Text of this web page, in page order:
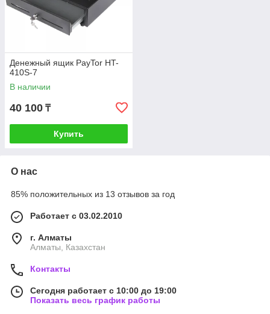
Денежный ящик PayTor HT-
410S-7
В наличии
40 100 ₸
Купить
О нас
85% положительных из 13 отзывов за год
Работает с 03.02.2010
г. Алматы
Алматы, Казахстан
Контакты
Сегодня работает с 10:00 до 19:00
Показать весь график работы